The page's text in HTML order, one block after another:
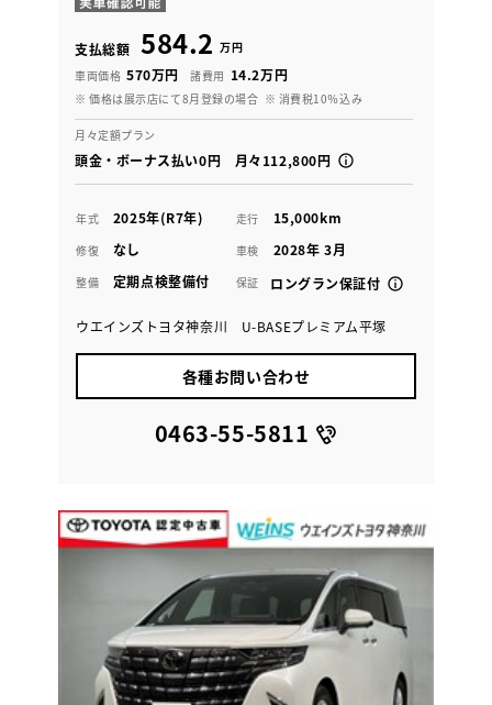
支払総額 584.2 万円
車両価格 570万円 諸費用 14.2万円
※ 価格は展示店にて8月登録の場合 ※ 消費税10％込み
月々定額プラン
頭金・ボーナス払い0円 月々112,800円
年式 2025年(R7年) 走行 15,000km
修復 なし 車検 2028年 3月
整備 定期点検整備付 保証 ロングラン保証付
ウエインズトヨタ神奈川 U-BASEプレミアム平塚
各種お問い合わせ
0463-55-5811